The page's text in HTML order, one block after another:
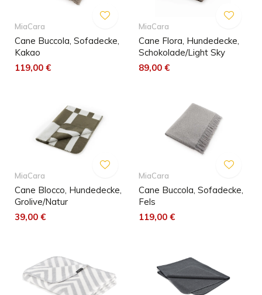
MiaCara
Cane Buccola, Sofadecke,
Kakao
119,00 €
MiaCara
Cane Flora, Hundedecke,
Schokolade/Light Sky
89,00 €
MiaCara
Cane Blocco, Hundedecke,
Grolive/Natur
39,00 €
MiaCara
Cane Buccola, Sofadecke,
Fels
119,00 €